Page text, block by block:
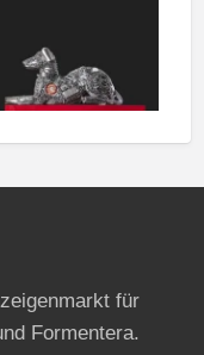
für
Formentera.